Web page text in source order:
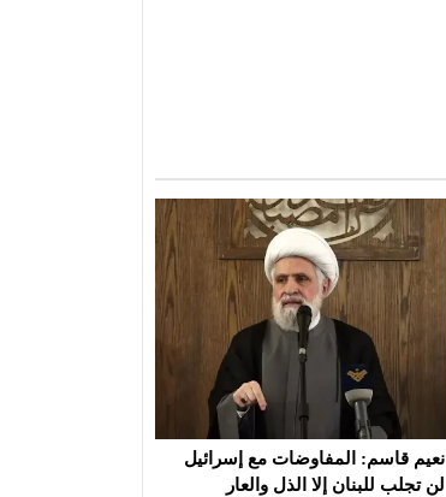
إيران: تصريحات ترامب بشأن إلغاء
الهجوم «حرب نفسية» ولن نخدع